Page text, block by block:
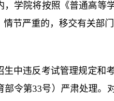
，学院将按照《普通高等
情节严重的，移交有关部
生中违反考试管理规定和
部令第33号）严肃处理。